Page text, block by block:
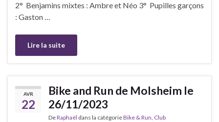
2° Benjamins mixtes : Ambre et Néo 3° Pupilles garçons
: Gaston …
Lire la suite
AVR
22
Bike and Run de Molsheim le
26/11/2023
DeRaphaël dans la catégorieBike & Run, Club